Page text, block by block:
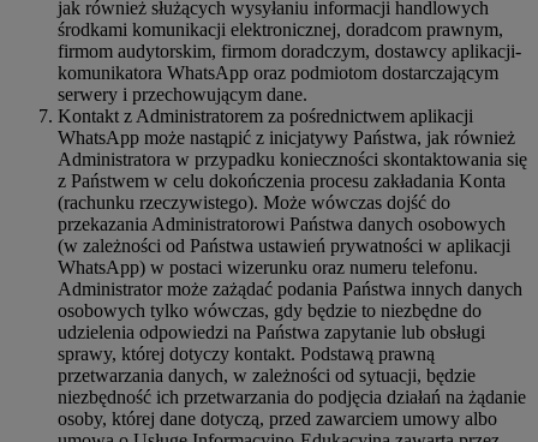
jak również służących wysyłaniu informacji handlowych
środkami komunikacji elektronicznej, doradcom prawnym,
firmom audytorskim, firmom doradczym, dostawcy aplikacji-
komunikatora WhatsApp oraz podmiotom dostarczającym
serwery i przechowującym dane.
Kontakt z Administratorem za pośrednictwem aplikacji
WhatsApp może nastąpić z inicjatywy Państwa, jak również
Administratora w przypadku konieczności skontaktowania się
z Państwem w celu dokończenia procesu zakładania Konta
(rachunku rzeczywistego). Może wówczas dojść do
przekazania Administratorowi Państwa danych osobowych
(w zależności od Państwa ustawień prywatności w aplikacji
WhatsApp) w postaci wizerunku oraz numeru telefonu.
Administrator może zażądać podania Państwa innych danych
osobowych tylko wówczas, gdy będzie to niezbędne do
udzielenia odpowiedzi na Państwa zapytanie lub obsługi
sprawy, której dotyczy kontakt. Podstawą prawną
przetwarzania danych, w zależności od sytuacji, będzie
niezbędność ich przetwarzania do podjęcia działań na żądanie
osoby, której dane dotyczą, przed zawarciem umowy albo